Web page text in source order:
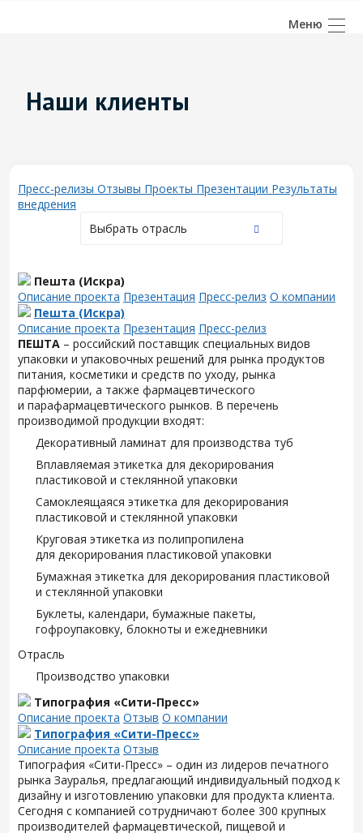
Наши клиенты
Пресс-релизы Отзывы Проекты Презентации Результаты
внедрения
Выбрать отрасль
Пешта (Искра)
Описание проекта Презентация Пресс-релиз О компании
Пешта (Искра)
Описание проекта Презентация Пресс-релиз
ПЕШТА – российский поставщик специальных видов
упаковки и упаковочных решений для рынка продуктов
питания, косметики и средств по уходу, рынка
парфюмерии, а также фармацевтического
и парафармацевтического рынков. В перечень
производимой продукции входят:
Декоративный ламинат для производства туб
Вплавляемая этикетка для декорирования
пластиковой и стеклянной упаковки
Самоклеящаяся этикетка для декорирования
пластиковой и стеклянной упаковки
Круговая этикетка из полипропилена
для декорирования пластиковой упаковки
Бумажная этикетка для декорирования пластиковой
и стеклянной упаковки
Буклеты, календари, бумажные пакеты,
гофроупаковку, блокноты и ежедневники
Отрасль
Производство упаковки
Типография «Сити-Пресс»
Описание проекта Отзыв О компании
Типография «Сити-Пресс»
Описание проекта Отзыв
Типография «Сити-Пресс» – один из лидеров печатного
рынка Зауралья, предлагающий индивидуальный подход к
дизайну и изготовлению упаковки для продукта клиента.
Сегодня с компанией сотрудничают более 300 крупных
производителей фармацевтической, пищевой и